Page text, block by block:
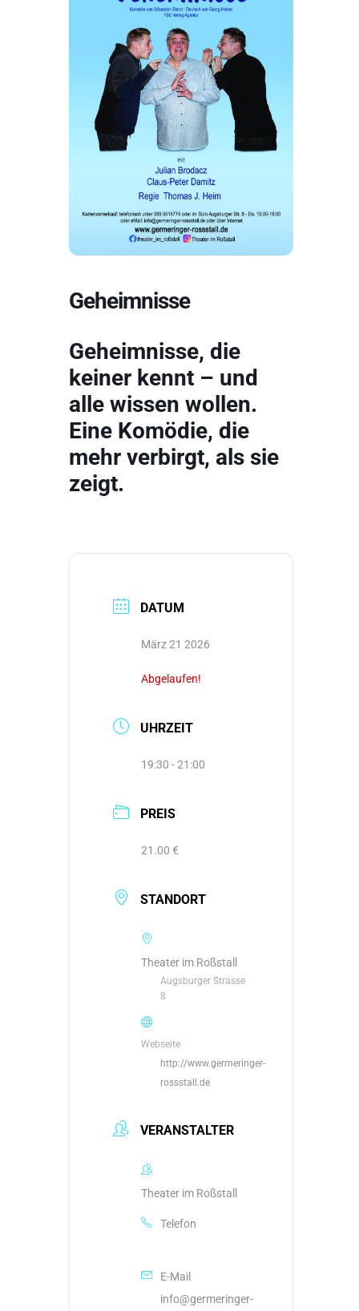
Geheimnisse
Geheimnisse, die
keiner kennt – und
alle wissen wollen.
Eine Komödie, die
mehr verbirgt, als sie
zeigt.
DATUM
März 21 2026
Abgelaufen!
UHRZEIT
19:30 - 21:00
PREIS
21.00 €
STANDORT
Theater im Roßstall
Augsburger Strasse
8
Webseite
http://www.germeringer-
rossstall.de
VERANSTALTER
Theater im Roßstall
Telefon
E-Mail
info@germeringer-